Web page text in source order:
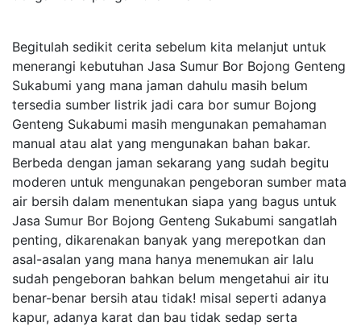
Begitulah sedikit cerita sebelum kita melanjut untuk
menerangi kebutuhan Jasa Sumur Bor Bojong Genteng
Sukabumi yang mana jaman dahulu masih belum
tersedia sumber listrik jadi cara bor sumur Bojong
Genteng Sukabumi masih mengunakan pemahaman
manual atau alat yang mengunakan bahan bakar.
Berbeda dengan jaman sekarang yang sudah begitu
moderen untuk mengunakan pengeboran sumber mata
air bersih dalam menentukan siapa yang bagus untuk
Jasa Sumur Bor Bojong Genteng Sukabumi sangatlah
penting, dikarenakan banyak yang merepotkan dan
asal-asalan yang mana hanya menemukan air lalu
sudah pengeboran bahkan belum mengetahui air itu
benar-benar bersih atau tidak! misal seperti adanya
kapur, adanya karat dan bau tidak sedap serta